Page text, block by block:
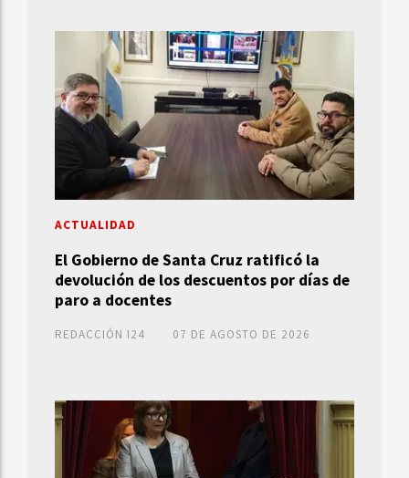
El Gobierno de Santa Cruz ratificó la
devolución de los descuentos por días de
paro a docentes
REDACCIÓN I24
ACTUALIDAD
07 DE AGOSTO DE 2026